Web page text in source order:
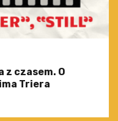
z czasem. O
Triera